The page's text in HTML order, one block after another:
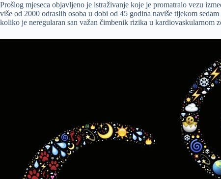
Prošlog mjeseca objavljeno je istraživanje koje je promatralo vezu
više od 2000 odraslih osoba u dobi od 45 godina naviše tijekom
koliko je neregularan san važan čimbenik rizika u kardiovaskularnom